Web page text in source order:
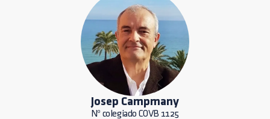
Josep Campmany
Nº colegiado COVB 1125